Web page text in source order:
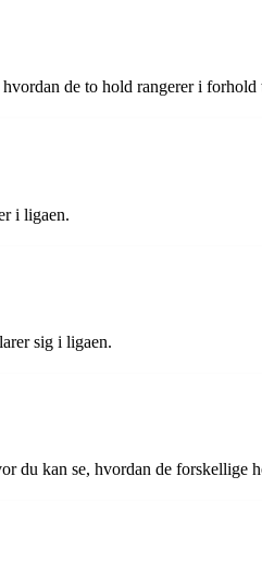
de to hold rangerer i forhold
i ligaen.
sig i ligaen.
du kan se, hvordan de forskellige